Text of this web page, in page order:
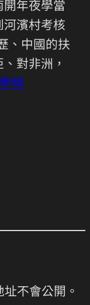
開年夜學當
河濱村考核
、中國的扶
對非洲，
椅
不會公開。